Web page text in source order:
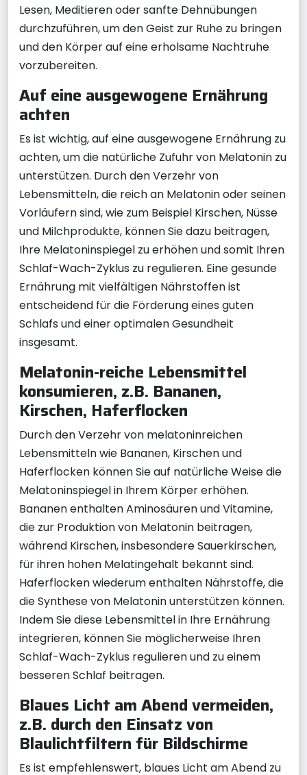
Lesen, Meditieren oder sanfte Dehnübungen
durchzuführen, um den Geist zur Ruhe zu bringen
und den Körper auf eine erholsame Nachtruhe
vorzubereiten.
Auf eine ausgewogene Ernährung
achten
Es ist wichtig, auf eine ausgewogene Ernährung zu
achten, um die natürliche Zufuhr von Melatonin zu
unterstützen. Durch den Verzehr von
Lebensmitteln, die reich an Melatonin oder seinen
Vorläufern sind, wie zum Beispiel Kirschen, Nüsse
und Milchprodukte, können Sie dazu beitragen,
Ihre Melatoninspiegel zu erhöhen und somit Ihren
Schlaf-Wach-Zyklus zu regulieren. Eine gesunde
Ernährung mit vielfältigen Nährstoffen ist
entscheidend für die Förderung eines guten
Schlafs und einer optimalen Gesundheit
insgesamt.
Melatonin-reiche Lebensmittel
konsumieren, z.B. Bananen,
Kirschen, Haferflocken
Durch den Verzehr von melatoninreichen
Lebensmitteln wie Bananen, Kirschen und
Haferflocken können Sie auf natürliche Weise die
Melatoninspiegel in Ihrem Körper erhöhen.
Bananen enthalten Aminosäuren und Vitamine,
die zur Produktion von Melatonin beitragen,
während Kirschen, insbesondere Sauerkirschen,
für ihren hohen Melatingehalt bekannt sind.
Haferflocken wiederum enthalten Nährstoffe, die
die Synthese von Melatonin unterstützen können.
Indem Sie diese Lebensmittel in Ihre Ernährung
integrieren, können Sie möglicherweise Ihren
Schlaf-Wach-Zyklus regulieren und zu einem
besseren Schlaf beitragen.
Blaues Licht am Abend vermeiden,
z.B. durch den Einsatz von
Blaulichtfiltern für Bildschirme
Es ist empfehlenswert, blaues Licht am Abend zu